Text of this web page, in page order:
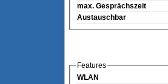
max. Gesprächszeit
Austauschbar
Features
WLAN